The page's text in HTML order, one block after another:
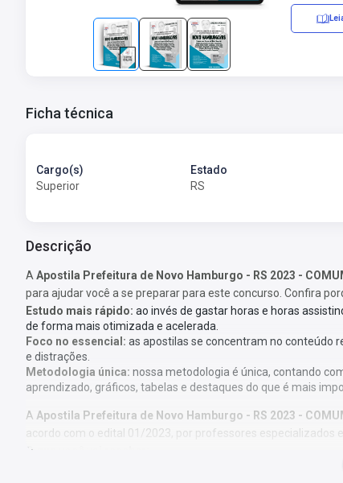
Ficha técnica
Cargo(s)
Superior
Estado
RS
Descrição
A Apostila Prefeitura de Novo Hamburgo - RS 2023 - COMUM
para ajudar você a se preparar para este concurso. Confira
Estudo mais rápido: ao invés de gastar horas e horas
de forma mais otimizada e acelerada.
Foco no essencial: as apostilas se concentram no conteúdo
e distrações.
Metodologia única: nossa metodologia é única, contando
aprendizado, gráficos, tabelas e destaques do que é mais
A Apostila Prefeitura de Novo Hamburgo - RS 2023 - COMUM
acordo com o edital 01/2023, por professores especializados
O que você vai receber:
Apostila com todo o conteúdo teórico necessário para sua